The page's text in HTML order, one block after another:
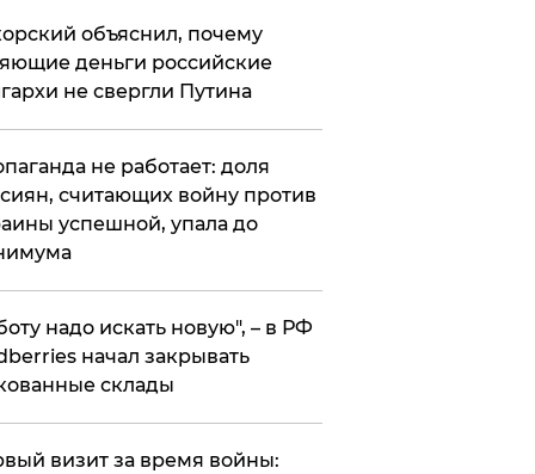
объяснил, почему
деньги российские
не свергли Путина
не работает: доля
считающих войну против
успешной, упала до
надо искать новую", – в РФ
начал закрывать
склады
визит за время войны: